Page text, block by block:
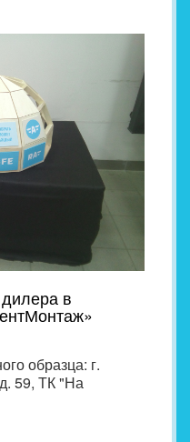
в
образца: г.
59, ТК "На